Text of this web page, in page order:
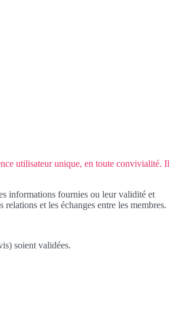
utilisateur unique, en toute convivialité. Il
informations fournies ou leur validité et
et les échanges entre les membres.
soient validées.